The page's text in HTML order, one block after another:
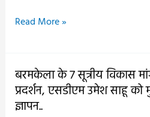
जनपद
के
नवपदस्थ
सीईओ
Read More »
बरमकेला के 7 सूत्रीय विकास
प्रदर्शन, एसडीएम उमेश साहू को
ज्ञापन..